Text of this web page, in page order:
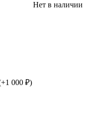
Нет в наличии
000 ₽)